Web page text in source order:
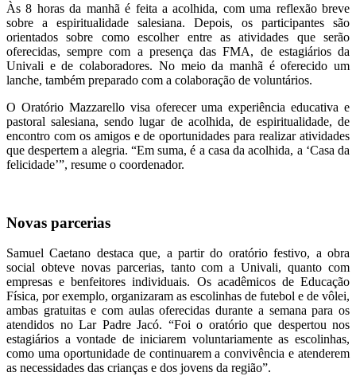
Às 8 horas da manhã é feita a acolhida, com uma reflexão breve
sobre a espiritualidade salesiana. Depois, os participantes são
orientados sobre como escolher entre as atividades que serão
oferecidas, sempre com a presença das FMA, de estagiários da
Univali e de colaboradores. No meio da manhã é oferecido um
lanche, também preparado com a colaboração de voluntários.
O Oratório Mazzarello visa oferecer uma experiência educativa e
pastoral salesiana, sendo lugar de acolhida, de espiritualidade, de
encontro com os amigos e de oportunidades para realizar atividades
que despertem a alegria. “Em suma, é a casa da acolhida, a ‘Casa da
felicidade’”, resume o coordenador.
Novas parcerias
Samuel Caetano destaca que, a partir do oratório festivo, a obra
social obteve novas parcerias, tanto com a Univali, quanto com
empresas e benfeitores individuais. Os acadêmicos de Educação
Física, por exemplo, organizaram as escolinhas de futebol e de vôlei,
ambas gratuitas e com aulas oferecidas durante a semana para os
atendidos no Lar Padre Jacó. “Foi o oratório que despertou nos
estagiários a vontade de iniciarem voluntariamente as escolinhas,
como uma oportunidade de continuarem a convivência e atenderem
as necessidades das crianças e dos jovens da região”.